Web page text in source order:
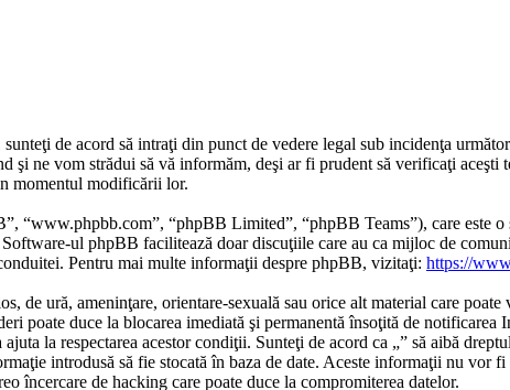
de acord să intraţi din punct de vedere legal sub incidenţa
şi ne vom strădui să vă informăm, deşi ar fi prudent să verificaţi
momentul modificării lor.
“www.phpbb.com”, “phpBB Limited”, “phpBB Teams”), care este
Software-ul phpBB facilitează doar discuţiile care au ca mijloc de
Pentru mai multe informaţii despre phpBB, vizitaţi: https://
de ură, ameninţare, orientare-sexuală sau orice alt material care
poate duce la blocarea imediată şi permanentă însoţită de
la respectarea acestor condiţii. Sunteţi de acord ca „” să aibă
introdusă să fie stocată în baza de date. Aceste informaţii nu vor
încercare de hacking care poate duce la compromiterea datelor.